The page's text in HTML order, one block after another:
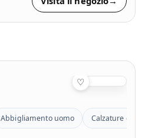
♡
Abbigliamento uomo Calzature